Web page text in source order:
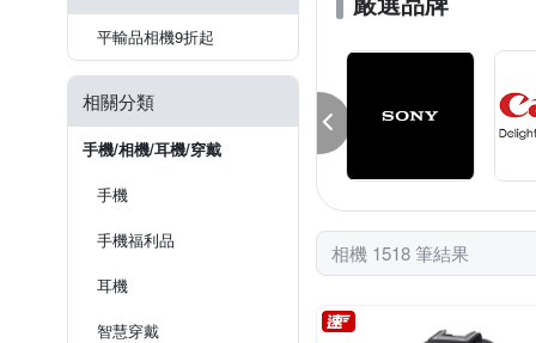
平輸品相機9折起
相關分類
手機/相機/耳機/穿戴
手機
手機福利品
耳機
智慧穿戴
相機 1518 筆結果